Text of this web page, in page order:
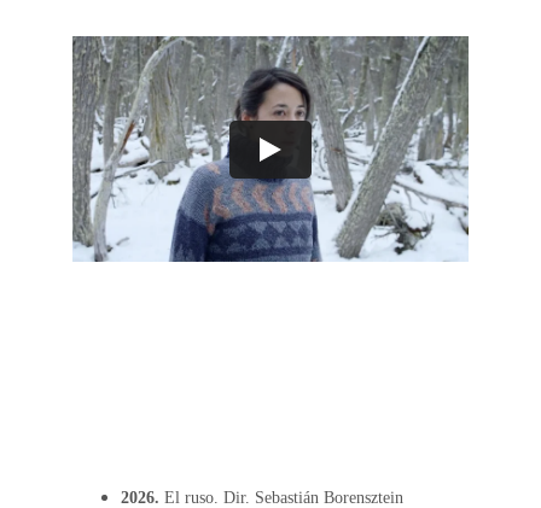
2026. El ruso. Dir. Sebastián Borensztein